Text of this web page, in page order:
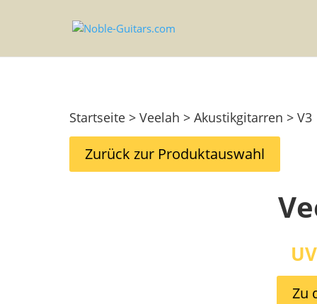
Startseite > Veelah > Akustikgitarren > V3
Zurück zur Produktauswahl
Zu